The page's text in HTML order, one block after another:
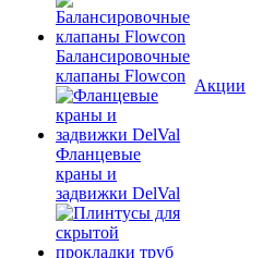
Балансировочные
клапаны Flowcon
Фланцевые
краны и
задвижки DelVal
Акции